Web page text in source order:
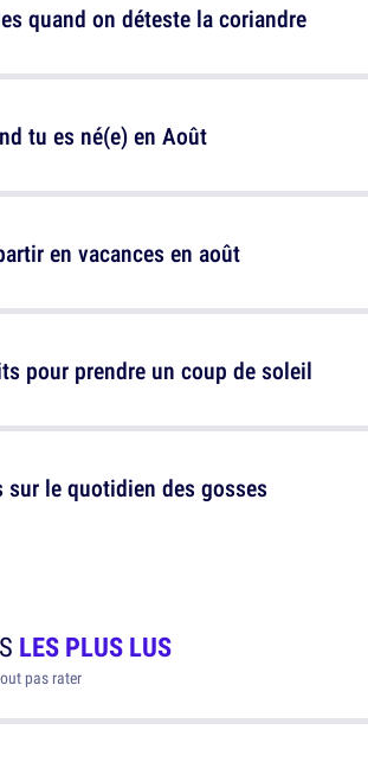
tu es né(e) en Août
pour prendre un coup de soleil
quand on déteste la coriandre
en vacances en août
le quotidien des gosses
LES PLUS LUS
pas rater